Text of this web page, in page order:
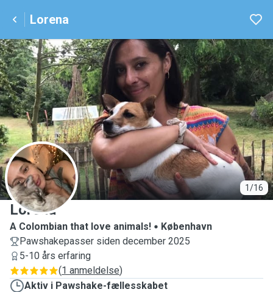
Lorena
1/16
L
Lorena
A Colombian that love animals!
København
Pawshakepasser siden december 2025
5-10 års erfaring
(1 anmeldelse)
Aktiv i Pawshake-fællesskabet